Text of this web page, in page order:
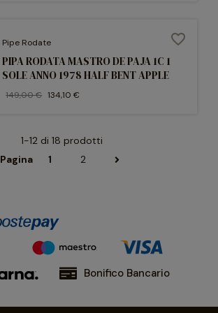
Pipe Rodate
PIPA RODATA MASTRO DE PAJA 1C 1
SOLE ANNO 1978 HALF BENT APPLE
149,00 € 134,10 €
favorite_border
1-12 di 18 prodotti
Pagina
1 2
Bonifico Bancario